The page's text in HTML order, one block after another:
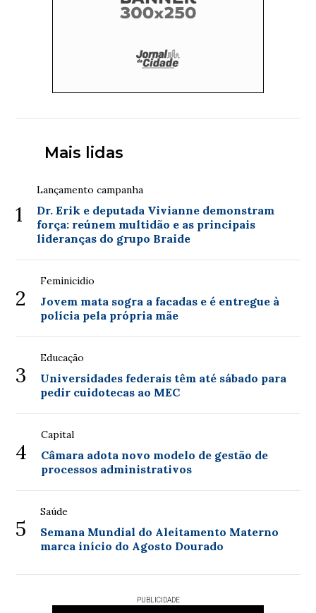
Mais lidas
1
Lançamento campanha
Dr. Erik e deputada Vivianne demonstram
força: reúnem multidão e as principais
lideranças do grupo Braide
2
Feminicidio
Jovem mata sogra a facadas e é entregue à
polícia pela própria mãe
3
Educação
Universidades federais têm até sábado para
pedir cuidotecas ao MEC
4
Capital
Câmara adota novo modelo de gestão de
processos administrativos
5
Saúde
Semana Mundial do Aleitamento Materno
marca início do Agosto Dourado
PUBLICIDADE